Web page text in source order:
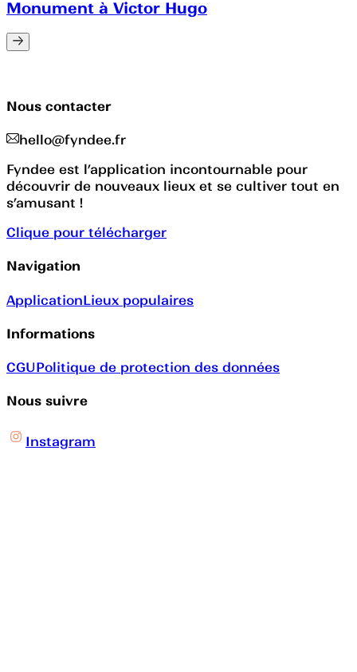
Monument à Victor Hugo
Nous contacter
hello@fyndee.fr
Fyndee est l’application incontournable pour
découvrir de nouveaux lieux et se cultiver tout en
s’amusant !
Clique pour télécharger
Navigation
ApplicationLieux populaires
Informations
CGUPolitique de protection des données
Nous suivre
Instagram